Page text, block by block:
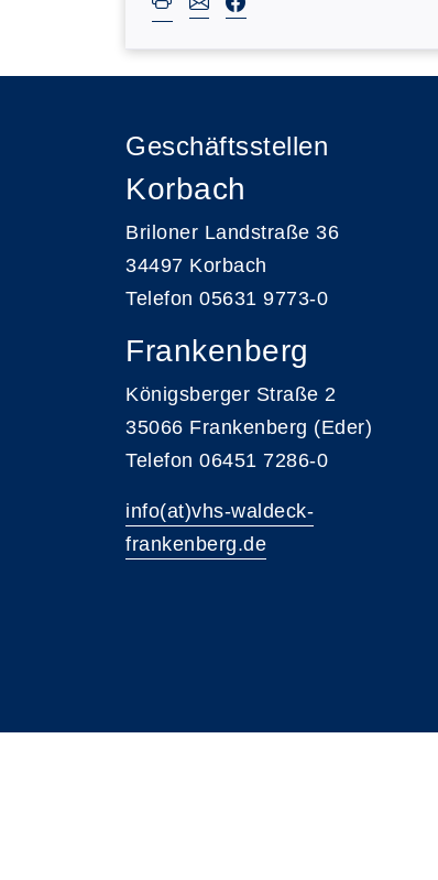
Geschäftsstellen
Korbach
Briloner Landstraße 36
34497 Korbach
Telefon 05631 9773-0
Frankenberg
Königsberger Straße 2
35066 Frankenberg (Eder)
Telefon 06451 7286-0
info(at)vhs-waldeck-
frankenberg.de